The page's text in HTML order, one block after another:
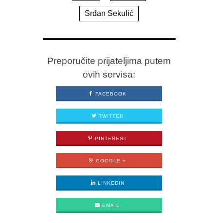
Srđan Sekulić
Preporučite prijateljima putem
ovih servisa:
FACEBOOK
TWITTER
PINTEREST
GOOGLE +
LINKEDIN
EMAIL